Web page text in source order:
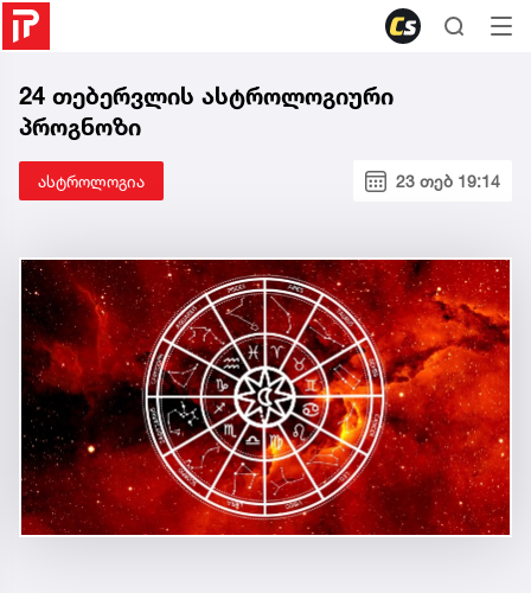
24 თებერვლის ასტროლოგიური
პროგნოზი
ასტროლოგია 23 თებ 19:14